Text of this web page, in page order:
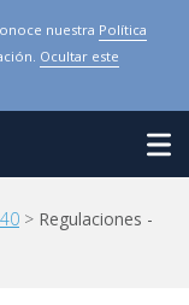
nuestra Política
Ocultar este
> Regulaciones -